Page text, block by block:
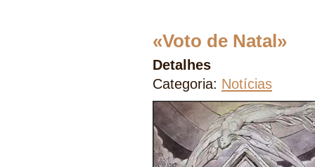
«Voto de Natal»
Detalhes
Categoria: Notícias